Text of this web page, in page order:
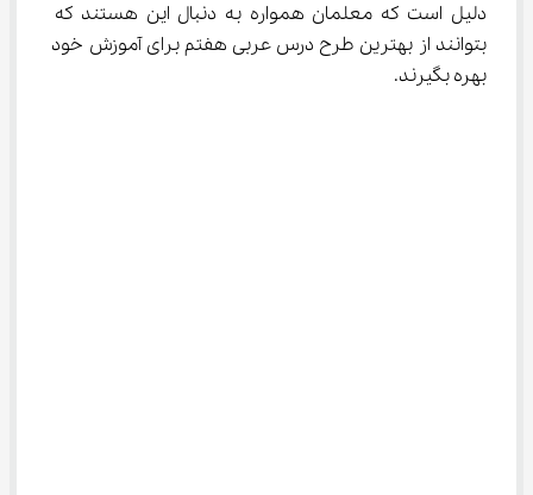
دلیل است که معلمان همواره به دنبال این هستند که
بتوانند از بهترین طرح درس عربی هفتم برای آموزش خود
بهره بگیرند.